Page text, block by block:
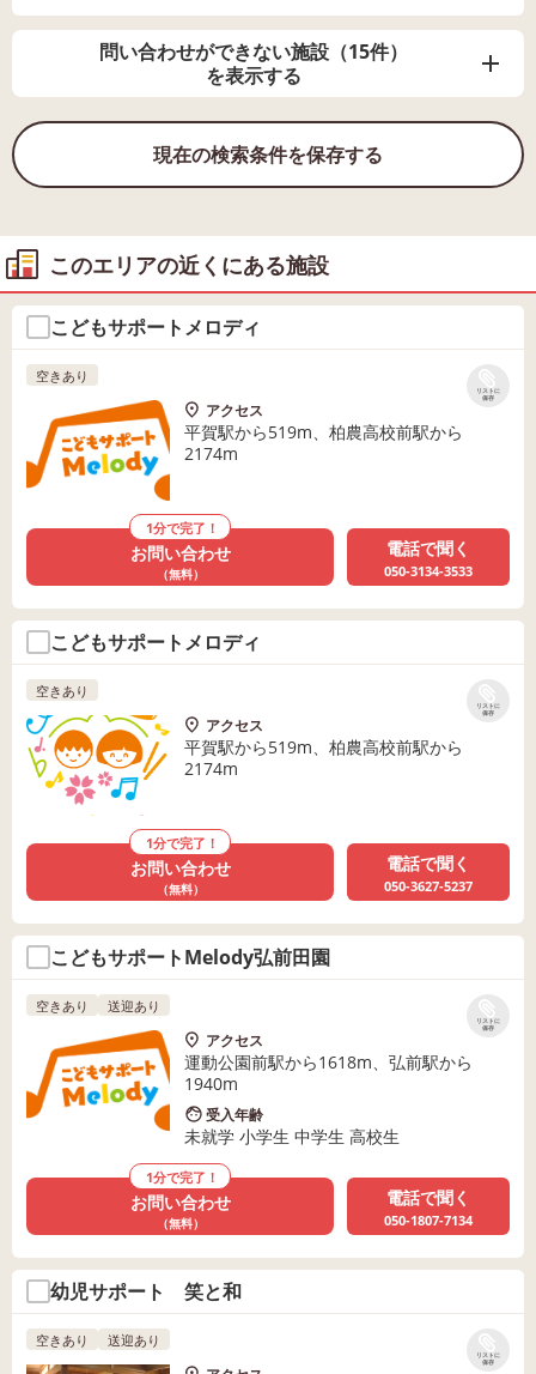
問い合わせができない施設（15件）
を表示する
現在の検索条件を保存する
このエリアの近くにある施設
こどもサポートメロディ
リストに
保存
空きあり
アクセス
平賀駅から519m、柏農高校前駅から
2174m
1分で完了！
お問い合わせ
（無料）
電話で聞く
050-3134-3533
こどもサポートメロディ
リストに
保存
空きあり
アクセス
平賀駅から519m、柏農高校前駅から
2174m
1分で完了！
お問い合わせ
（無料）
電話で聞く
050-3627-5237
こどもサポートMelody弘前田園
リストに
保存
空きあり 送迎あり
アクセス
運動公園前駅から1618m、弘前駅から
1940m
受入年齢
未就学 小学生 中学生 高校生
1分で完了！
お問い合わせ
（無料）
電話で聞く
050-1807-7134
幼児サポート 笑と和
リストに
保存
空きあり 送迎あり